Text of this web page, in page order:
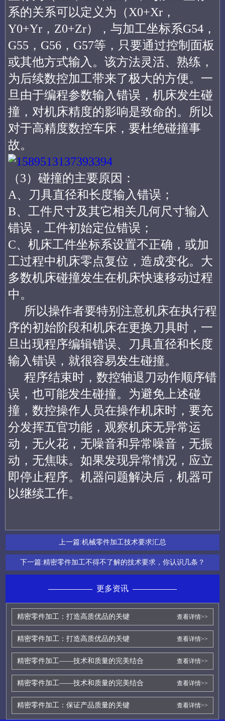
系的关系可以定义为（X0+Xr，
Y0+Yr，Z0+Zr），与加工坐标系G54，
G55，G56，G57等，只要通过控制面板
或其他方式输入。该方法灵活、熟练，
为后续数控加工带来了极大的方便。 一
旦由于编程参数输入错误，机床发生碰
撞，对机床精度的影响是致命的。所以
对于高精度数控车床，要杜绝碰撞事
故。
（3）碰撞的主要原因：
A、刀具直径和长度输入错误；
B、工件尺寸及其它相关几何尺寸输入
错误，工件初始定位错误；
C、机床工件坐标系设置不正确，或加
工过程中机床零点复位，造成变化。大
多数机床碰撞发生在机床快速移动过程
中。
所以操作者要特别注意机床在执行程
序的初始阶段和机床在更换刀具时，一
旦出现程序编辑错误、刀具直径和长度
输入错误，就很容易发生碰撞。
程序结束时，数控轴退刀动作顺序错
误，也可能发生碰撞。 为避免上述碰
撞，数控操作人员在操作机床时，要充
分发挥五官功能，观察机床无异常运
动，无火花，无噪音和异常噪音，无振
动，无焦味。如果发现异常情况，应立
即停止程序。机器问题解决后，机器可
以继续工作。
上一篇:机械零件加工技术要求汇总
下一篇:精密零件加工不得不了解的技术要求，你认识几条？
更多资讯
精密零件加工：打造高质优品的关键 查看详情>>
精密零件加工：打造高质优品的关键 查看详情>>
精密零件加工——技术和质量的完美结合 查看详情>>
精密零件加工——技术和质量的完美结合 查看详情>>
精密零件加工：保证产品质量的关键 查看详情>>